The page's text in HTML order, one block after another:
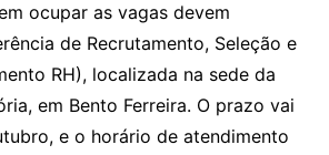
ocupar as vagas devem
de Recrutamento, Seleção e
RH), localizada na sede da
em Bento Ferreira. O prazo vai
e o horário de atendimento